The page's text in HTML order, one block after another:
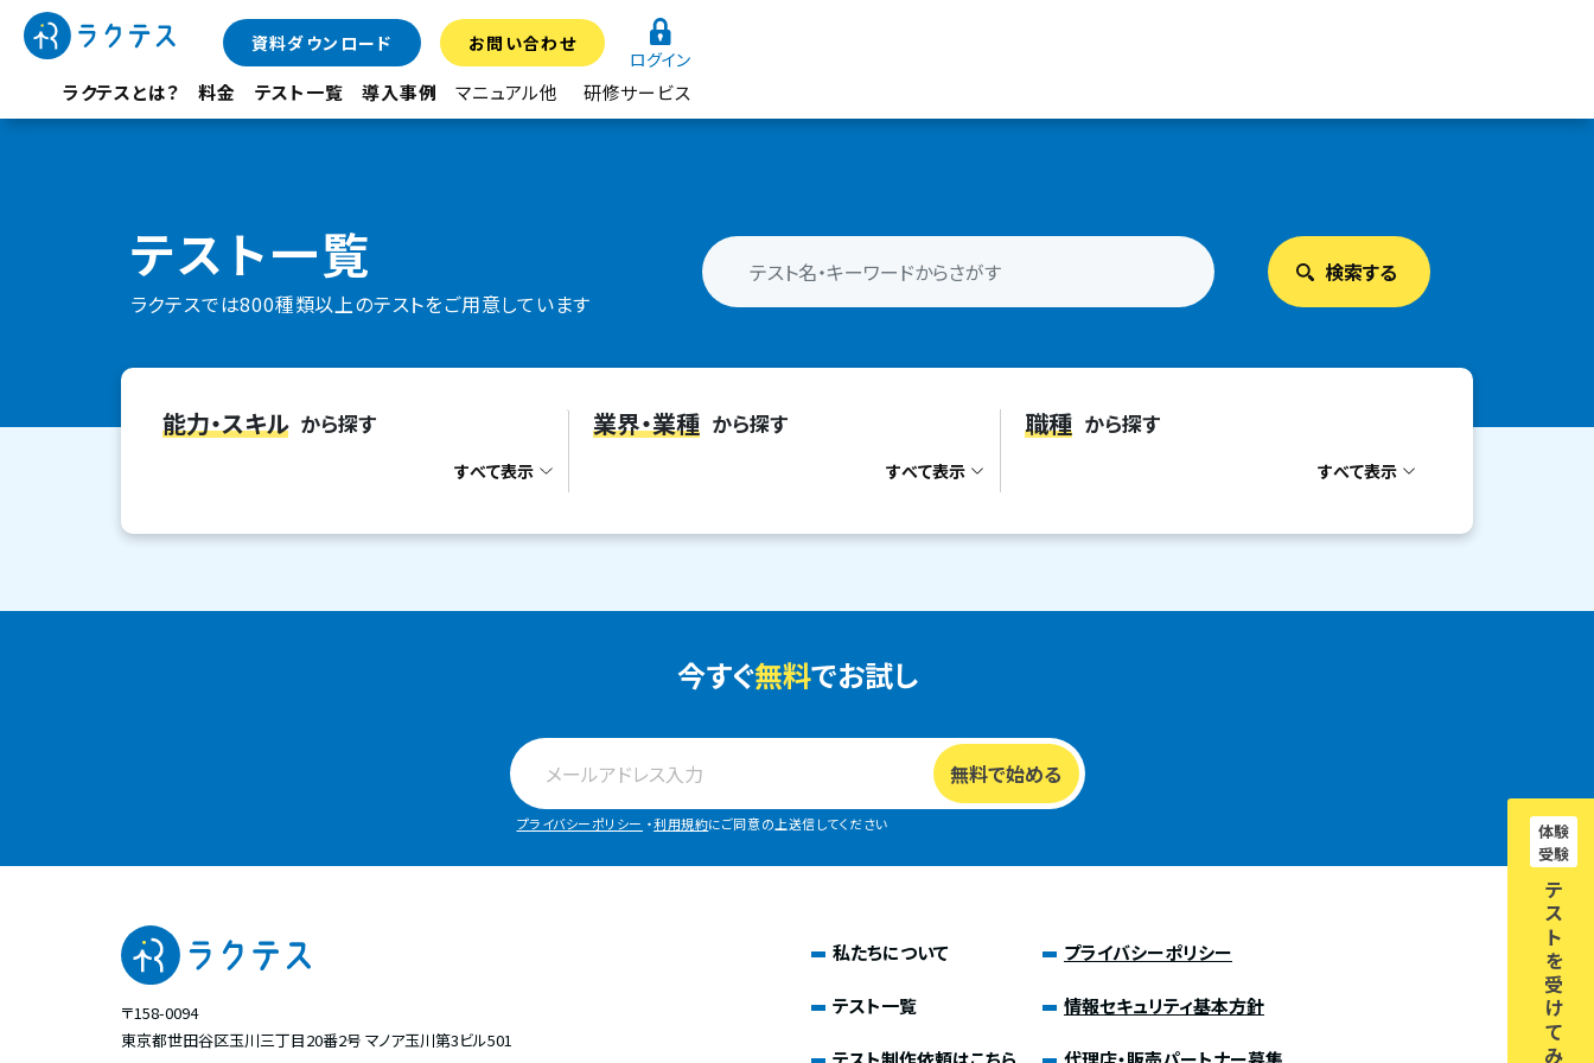
ラクテスとは？ 料金 テスト一覧 導入事例 マニュアル他 研修サービス
資料ダウンロード お問い合わせ
ログイン
テスト一覧
ラクテスでは800種類以上のテストをご用意しています
体験
受験
テ
ス
ト
を
受
け
て
み
能力・スキル から探す
すべて表示
業界・業種 から探す
すべて表示
職種 から探す
すべて表示
今すぐ無料でお試し
プライバシーポリシー ・利用規約にご同意の上送信してください
〒158-0094
東京都世田谷区玉川三丁目20番2号 マノア玉川第3ビル501
私たちについて
テスト一覧
プライバシーポリシー
情報セキュリティ基本方針